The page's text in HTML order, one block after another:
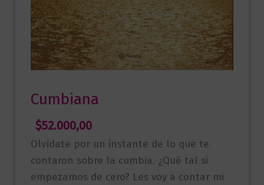
Cumbiana
$52.000,00
Olvídate por un instante de lo que te
contaron sobre la cumbia. ¿Qué tal si
empezamos de cero? Les voy a contar mi